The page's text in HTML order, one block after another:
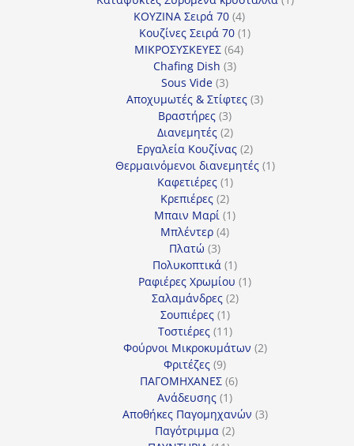
ΚΟΥΖΙΝΑ Σειρά 70 44
προϊόντα
Κουζίνες Σειρά 70 11
ΜΙΚΡΟΣΥΣΚΕΥΕΣ 6464
Chafing Dish 33
Sous Vide 33
προϊόντα
Αποχυμωτές & Στίφτες 33
Βραστήρες 33
προϊόντα
Διανεμητές 22
προϊόντα
Εργαλεία Κουζίνας 22
προϊόντα
Θερμαινόμενοι διανεμητές 11
Καφετιέρες 11
προϊόν
Κρεπιέρες 22
προϊόντα
Μπαιν Μαρί 11
Μπλέντερ 44
Πλατώ 33
προϊόντα
Πολυκοπτικά 11
προϊόν
Ραφιέρες Χρωμίου 11
Σαλαμάνδρες 22
Σουπιέρες 11
προϊόν
Τοστιέρες 1111
προϊόντα
Φούρνοι Μικροκυμάτων 22
Φριτέζες 99
προϊόντα
ΠΑΓΟΜΗΧΑΝΕΣ 66
Ανάδευσης 11
προϊόν
Αποθήκες Παγομηχανών 33
Παγότριμμα 22